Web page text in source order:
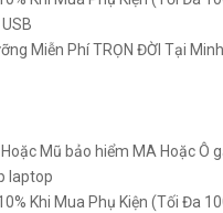
Miễn Phí TRỌN ĐỜI Tại
Mũ bảo hiểm MA Hoặc Ô
laptop
Khi Mua Phụ Kiện (Tối Đa